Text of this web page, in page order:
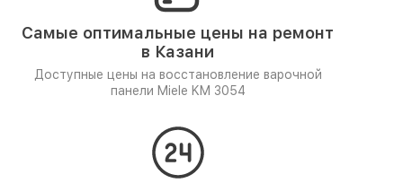
Самые оптимальные цены на ремонт
в Казани
Доступные цены на восстановление варочной
панели Miele KM 3054